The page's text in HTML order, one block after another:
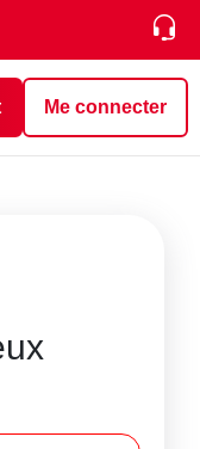
Me connecter